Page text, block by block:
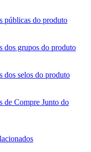
públicas do produto
dos grupos do produto
dos selos do produto
de Compre Junto do